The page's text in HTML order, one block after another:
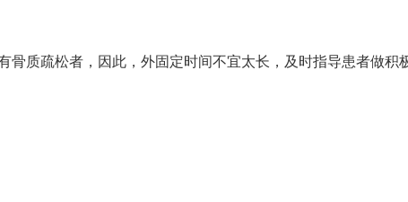
质疏松者，因此，外固定时间不宜太长，及时指导患者做积